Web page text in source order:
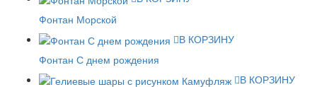
Фонтан Морской
В КОРЗИНУ
Фонтан С днем рождения
В КОРЗИНУ